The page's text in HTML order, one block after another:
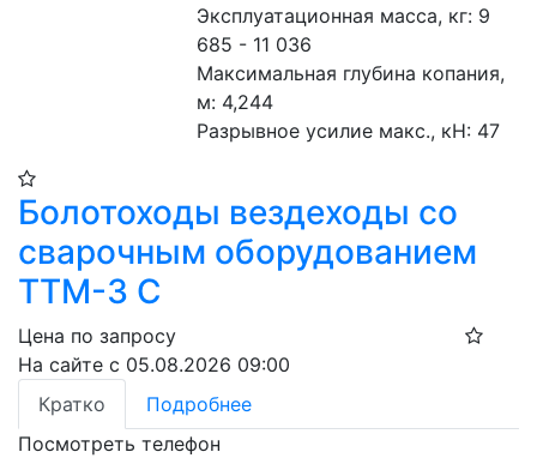
Эксплуатационная масса, кг: 9
685 - 11 036
Максимальная глубина копания,
м: 4,244
Разрывное усилие макс., кН: 47
Болотоходы вездеходы со
сварочным оборудованием
ТТМ-3 С
Цена по запросу
На сайте с 05.08.2026 09:00
Кратко
Подробнее
Посмотреть телефон